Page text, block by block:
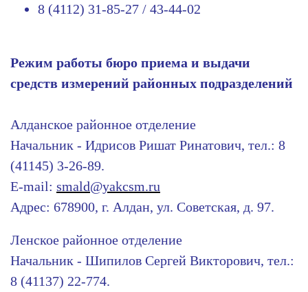
8 (4112) 31-85-27 / 43-44-02
Режим работы бюро приема и выдачи
средств измерений районных подразделений
Алданское районное отделение
Начальник - Идрисов Ришат Ринатович, тел.: 8
(41145) 3-26-89.
E-mail: smald@yakcsm.ru
Адрес: 678900, г. Алдан, ул. Советская, д. 97.
Ленское районное отделение
Начальник - Шипилов Сергей Викторович, тел.:
8 (41137) 22-774.